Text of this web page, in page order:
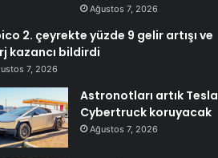
Ağustos 7, 2026
2. çeyrekte yüzde 9 gelir artışı ve
kazancı bildirdi
7, 2026
Astronotları artık Tesla
Cybertruck koruyacak
Ağustos 7, 2026